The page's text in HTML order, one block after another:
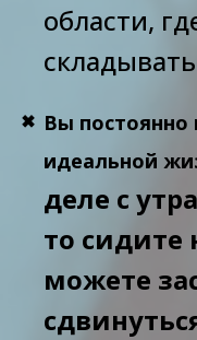
области,
Вы постоянно
идеальной
деле с
то сидите
можете